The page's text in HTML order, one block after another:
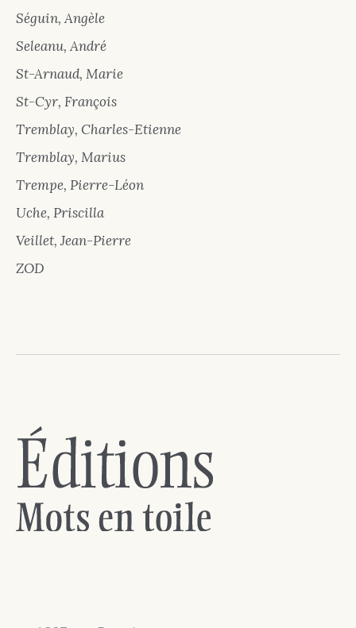
Séguin, Angèle
Seleanu, André
St-Arnaud, Marie
St-Cyr, François
Tremblay, Charles-Etienne
Tremblay, Marius
Trempe, Pierre-Léon
Uche, Priscilla
Veillet, Jean-Pierre
ZOD